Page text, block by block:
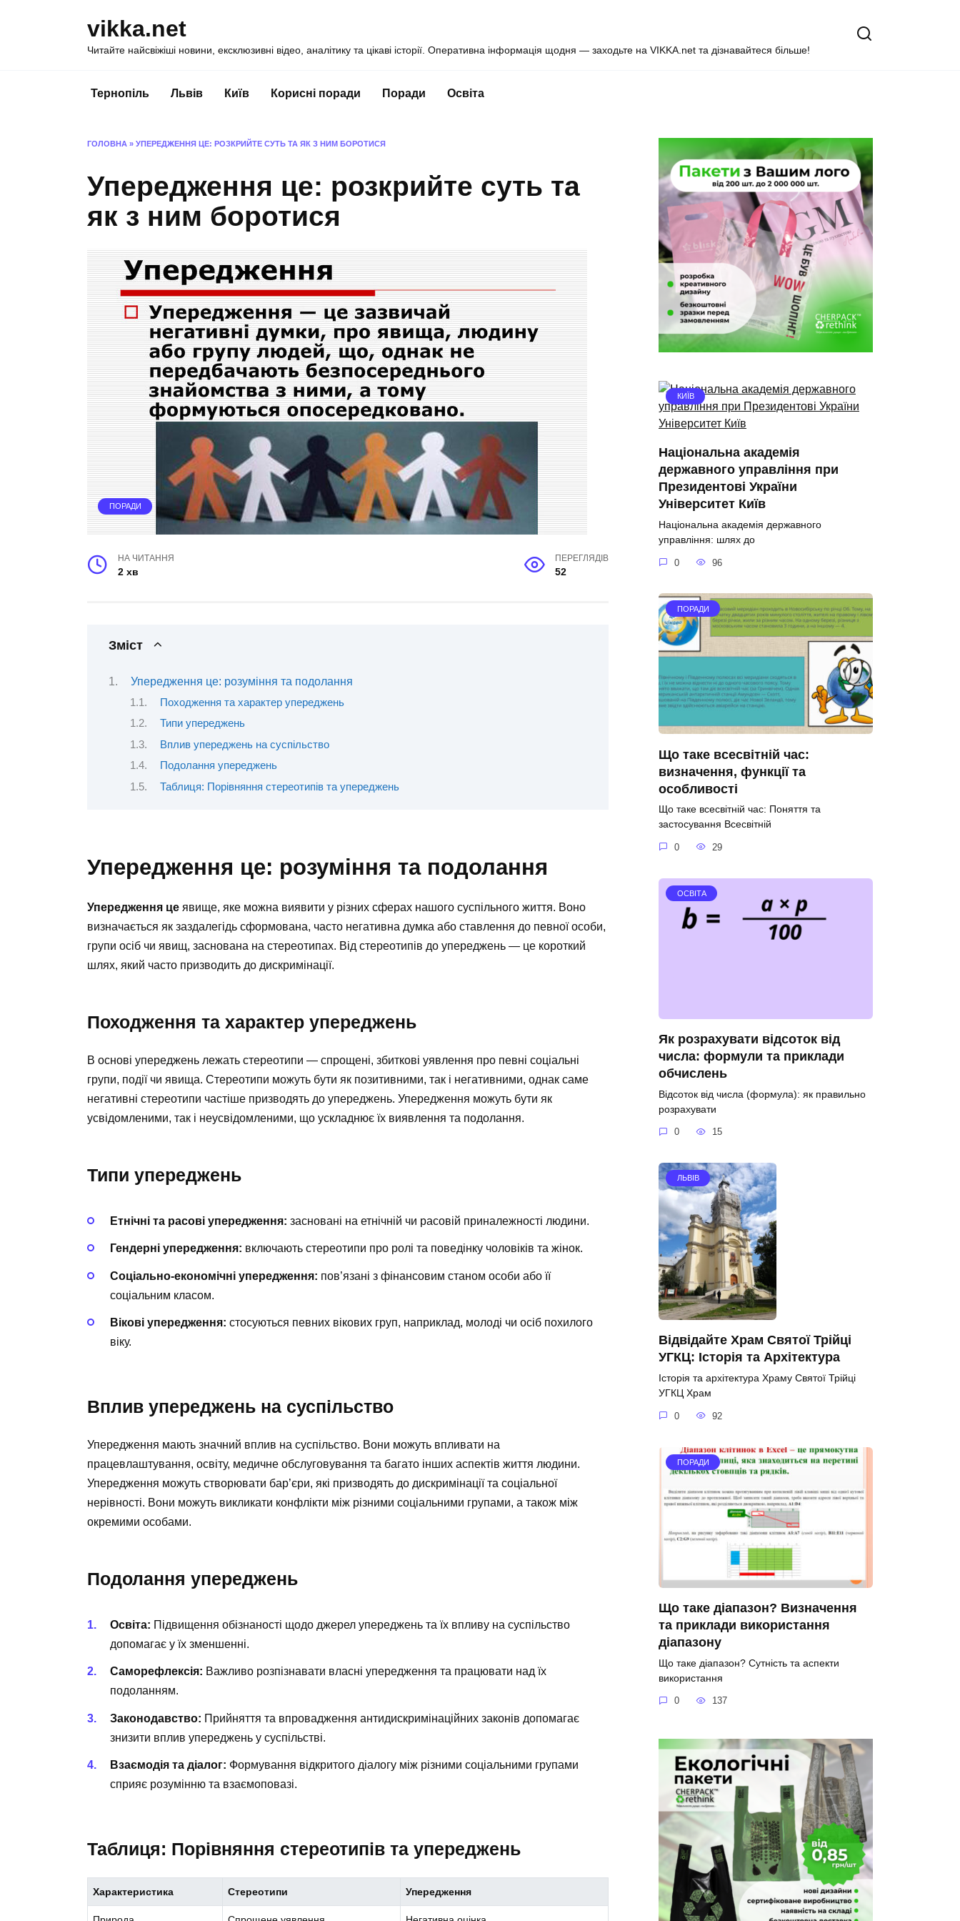
vikka.net
Читайте найсвіжіші новини, ексклюзивні відео, аналітику та цікаві історії. Оперативна інформація щодня — заходьте на VIKKA.net та дізнавайтеся більше!
Тернопіль Львів Київ Корисні поради Поради Освіта
ГОЛОВНА » УПЕРЕДЖЕННЯ ЦЕ: РОЗКРИЙТЕ СУТЬ ТА ЯК З НИМ БОРОТИСЯ
Упередження це: розкрийте суть та
як з ним боротися
ПОРАДИ
НА ЧИТАННЯ
2 хв
ПЕРЕГЛЯДІВ
52
Зміст
Упередження це: розуміння та подолання
Походження та характер упереджень
Типи упереджень
Вплив упереджень на суспільство
Подолання упереджень
Таблиця: Порівняння стереотипів та упереджень
Упередження це: розуміння та подолання
Упередження це явище, яке можна виявити у різних сферах нашого суспільного життя. Воно
визначається як заздалегідь сформована, часто негативна думка або ставлення до певної особи,
групи осіб чи явищ, заснована на стереотипах. Від стереотипів до упереджень — це короткий
шлях, який часто призводить до дискримінації.
Походження та характер упереджень
В основі упереджень лежать стереотипи — спрощені, збиткові уявлення про певні соціальні
групи, події чи явища. Стереотипи можуть бути як позитивними, так і негативними, однак саме
негативні стереотипи частіше призводять до упереджень. Упередження можуть бути як
усвідомленими, так і неусвідомленими, що ускладнює їх виявлення та подолання.
Типи упереджень
Етнічні та расові упередження: засновані на етнічній чи расовій приналежності людини.
Гендерні упередження: включають стереотипи про ролі та поведінку чоловіків та жінок.
Соціально-економічні упередження: пов’язані з фінансовим станом особи або її
соціальним класом.
Вікові упередження: стосуються певних вікових груп, наприклад, молоді чи осіб похилого
віку.
Вплив упереджень на суспільство
Упередження мають значний вплив на суспільство. Вони можуть впливати на
працевлаштування, освіту, медичне обслуговування та багато інших аспектів життя людини.
Упередження можуть створювати бар’єри, які призводять до дискримінації та соціальної
нерівності. Вони можуть викликати конфлікти між різними соціальними групами, а також між
окремими особами.
Подолання упереджень
Освіта: Підвищення обізнаності щодо джерел упереджень та їх впливу на суспільство
допомагає у їх зменшенні.
Саморефлексія: Важливо розпізнавати власні упередження та працювати над їх
подоланням.
Законодавство: Прийняття та впровадження антидискримінаційних законів допомагає
знизити вплив упереджень у суспільстві.
Взаємодія та діалог: Формування відкритого діалогу між різними соціальними групами
сприяє розумінню та взаємоповазі.
Таблиця: Порівняння стереотипів та упереджень
Характеристика Стереотипи Упередження
КИЇВ
Національна академія
державного управління при
Президентові України
Університет Київ
Національна академія державного
управління: шлях до
0 96
ПОРАДИ
Що таке всесвітній час:
визначення, функції та
особливості
Що таке всесвітній час: Поняття та
застосування Всесвітній
0 29
ОСВІТА
Як розрахувати відсоток від
числа: формули та приклади
обчислень
Відсоток від числа (формула): як правильно
розрахувати
0 15
ЛЬВІВ
Відвідайте Храм Святої Трійці
УГКЦ: Історія та Архітектура
Історія та архітектура Храму Святої Трійці
УГКЦ Храм
0 92
ПОРАДИ
Що таке діапазон? Визначення
та приклади використання
діапазону
Що таке діапазон? Сутність та аспекти
використання
0 137